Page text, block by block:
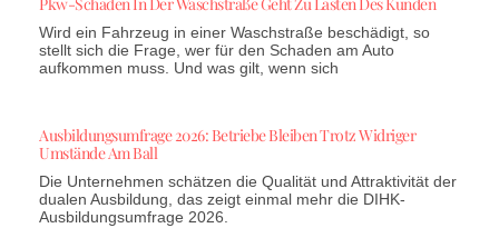
Pkw-Schaden In Der Waschstraße Geht Zu Lasten Des Kunden
Wird ein Fahrzeug in einer Waschstraße beschädigt, so
stellt sich die Frage, wer für den Schaden am Auto
aufkommen muss. Und was gilt, wenn sich
Ausbildungsumfrage 2026: Betriebe Bleiben Trotz Widriger
Umstände Am Ball
Die Unternehmen schätzen die Qualität und Attraktivität der
dualen Ausbildung, das zeigt einmal mehr die DIHK-
Ausbildungsumfrage 2026.